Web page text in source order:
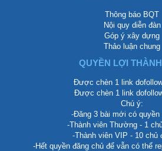
Thông báo BQT
Nội quy diễn đàn
Góp ý xây dựng
Thảo luận chung
QUYỀN LỢI
Được chèn 1 link
Được chèn 1 link
Chú ý:
-Đăng 3 bài mới có quyền
-Thành viên Thường - 1
-Thành viên VIP - 10 chủ
-Hết quyền đăng chủ để vẫn có thể